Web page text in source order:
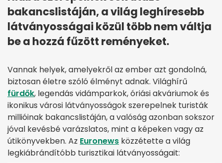
bakancslistáján, a világ leghíresebb
látványosságai közül több nem váltja
be a hozzá fűzött reményeket.
Vannak helyek, amelyekről az ember azt gondolná,
biztosan életre szóló élményt adnak. Világhírű
fürdők, legendás vidámparkok, óriási akváriumok és
ikonikus városi látványosságok szerepelnek turisták
millióinak bakancslistáján, a valóság azonban sokszor
jóval kevésbé varázslatos, mint a képeken vagy az
útikönyvekben. Az Euronews közzétette a világ
legkiábrándítóbb turisztikai látványosságait: